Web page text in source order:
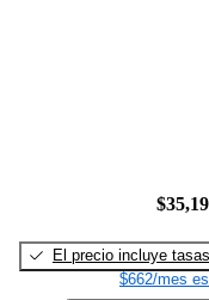
El precio incluye tasas
$662/mes